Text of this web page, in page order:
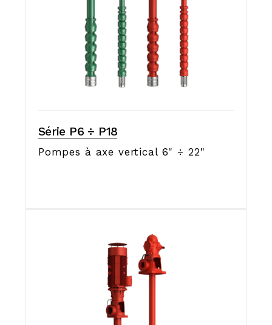
Série P6 ÷ P18
Pompes à axe vertical 6" ÷ 22"